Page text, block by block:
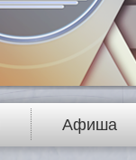
Афиша